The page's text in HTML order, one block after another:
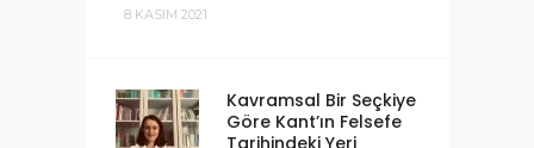
8 KASIM 2021
Kavramsal Bir Seçkiye
Göre Kant’ın Felsefe